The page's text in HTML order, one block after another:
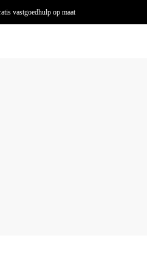
vastgoedhulp op maat